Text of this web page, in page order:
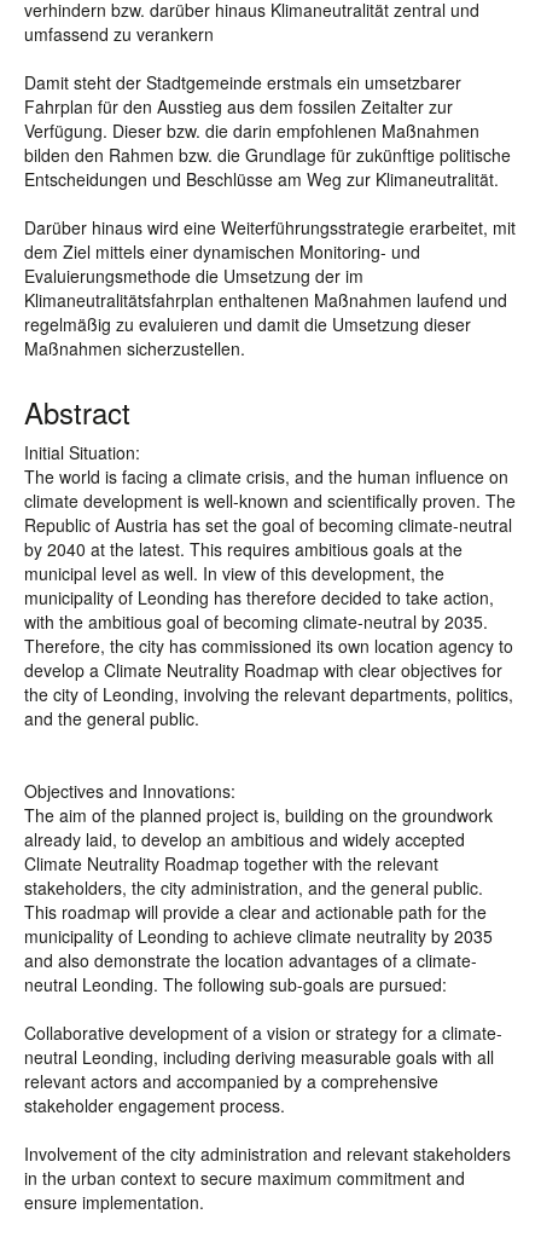
verhindern bzw. darüber hinaus Klimaneutralität zentral und
umfassend zu verankern
Damit steht der Stadtgemeinde erstmals ein umsetzbarer
Fahrplan für den Ausstieg aus dem fossilen Zeitalter zur
Verfügung. Dieser bzw. die darin empfohlenen Maßnahmen
bilden den Rahmen bzw. die Grundlage für zukünftige politische
Entscheidungen und Beschlüsse am Weg zur Klimaneutralität.
Darüber hinaus wird eine Weiterführungsstrategie erarbeitet, mit
dem Ziel mittels einer dynamischen Monitoring- und
Evaluierungsmethode die Umsetzung der im
Klimaneutralitätsfahrplan enthaltenen Maßnahmen laufend und
regelmäßig zu evaluieren und damit die Umsetzung dieser
Maßnahmen sicherzustellen.
Abstract
Initial Situation:
The world is facing a climate crisis, and the human influence on
climate development is well-known and scientifically proven. The
Republic of Austria has set the goal of becoming climate-neutral
by 2040 at the latest. This requires ambitious goals at the
municipal level as well. In view of this development, the
municipality of Leonding has therefore decided to take action,
with the ambitious goal of becoming climate-neutral by 2035.
Therefore, the city has commissioned its own location agency to
develop a Climate Neutrality Roadmap with clear objectives for
the city of Leonding, involving the relevant departments, politics,
and the general public.
Objectives and Innovations:
The aim of the planned project is, building on the groundwork
already laid, to develop an ambitious and widely accepted
Climate Neutrality Roadmap together with the relevant
stakeholders, the city administration, and the general public.
This roadmap will provide a clear and actionable path for the
municipality of Leonding to achieve climate neutrality by 2035
and also demonstrate the location advantages of a climate-
neutral Leonding. The following sub-goals are pursued:
Collaborative development of a vision or strategy for a climate-
neutral Leonding, including deriving measurable goals with all
relevant actors and accompanied by a comprehensive
stakeholder engagement process.
Involvement of the city administration and relevant stakeholders
in the urban context to secure maximum commitment and
ensure implementation.